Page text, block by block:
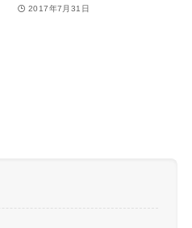
2017年7月31日